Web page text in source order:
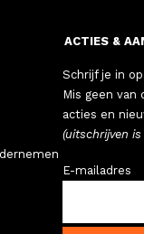
ACTIES &
Schrijf je in
Mis geen van
acties en
(uitschrijven
E-mailadres